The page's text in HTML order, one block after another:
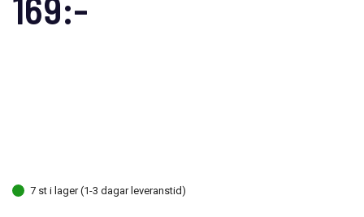
7 st i lager (1-3 dagar leveranstid)